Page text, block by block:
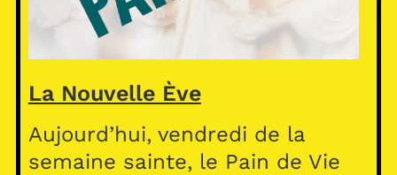
La Nouvelle Ève
Aujourd’hui, vendredi de la
semaine sainte, le Pain de Vie